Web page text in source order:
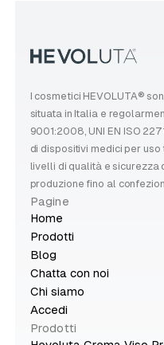
I cosmetici HEVOLUTA®
situata in Italia e
9001:2008, UNI EN ISO
di dispositivi medici per
livelli di qualità e sicurezza
produzione fino al
Pagine
Home
Prodotti
Blog
Chatta con noi
Chi siamo
Accedi
Prodotti